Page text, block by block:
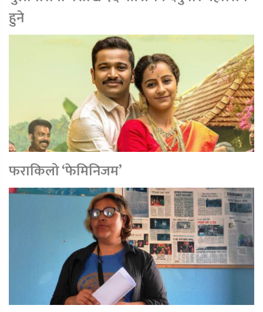
हुने
फराकिलो ‘फेमिनिजम’